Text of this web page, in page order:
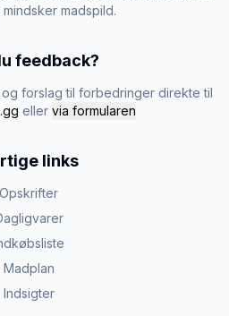
madspild.
feedback?
forslag til forbedringer direkte til
eller via formularen
links
Opskrifter
Madplan
Indsigter